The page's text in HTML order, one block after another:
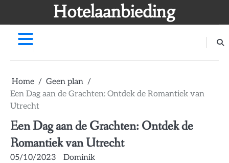
Hotelaanbieding
Home
Geen plan
Een Dag aan de Grachten: Ontdek de Romantiek van
Utrecht
Een Dag aan de Grachten: Ontdek de
Romantiek van Utrecht
05/10/2023 Dominik